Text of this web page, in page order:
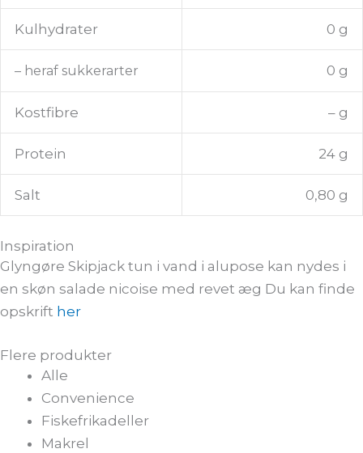
Kulhydrater 0 g
– heraf sukkerarter 0 g
Kostfibre – g
Protein 24 g
Salt 0,80 g
Inspiration
Glyngøre Skipjack tun i vand i alupose kan nydes i
en skøn salade nicoise med revet æg Du kan finde
opskrift her
Flere produkter
Alle
Convenience
Fiskefrikadeller
Makrel